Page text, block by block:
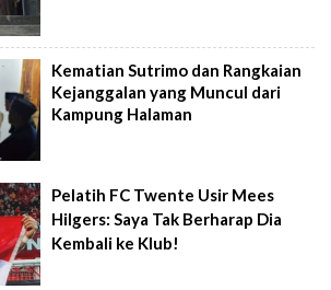
Kematian Sutrimo dan Rangkaian
Kejanggalan yang Muncul dari
Kampung Halaman
Pelatih FC Twente Usir Mees
Hilgers: Saya Tak Berharap Dia
Kembali ke Klub!